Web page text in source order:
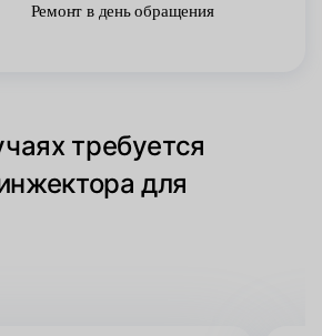
Ремонт в день обращения
требуется
для